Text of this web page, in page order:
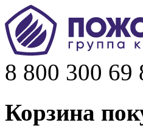
8 800 300 69
Корзина